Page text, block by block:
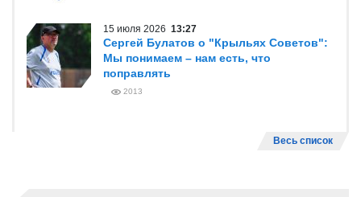
15 июля 2026 13:27
Сергей Булатов о "Крыльях Советов":
Мы понимаем – нам есть, что
поправлять
2013
Весь список